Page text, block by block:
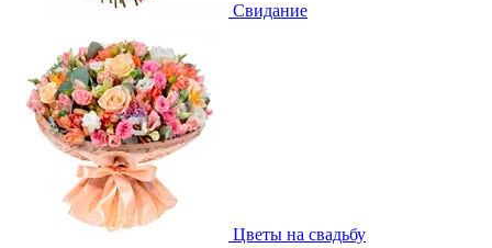
Свидание
Цветы на свадьбу